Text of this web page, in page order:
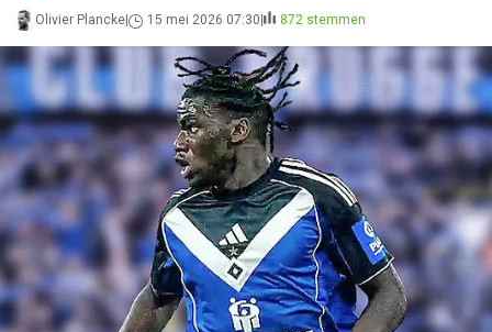
Olivier Plancke 15 mei 2026 07:30 872 stemmen